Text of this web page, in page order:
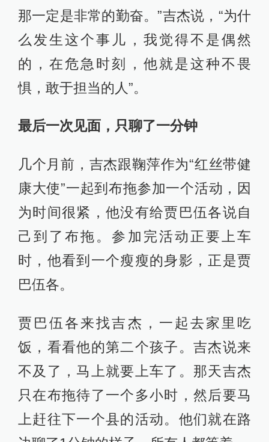
那一定是非常的勤奋。”吉杰说，“为什
么发生这个事儿，我觉得不是偶然
的，在危急时刻，他就是这种不畏
惧，敢于担当的人”。
最后一次见面，只聊了一分钟
几个月前，吉杰跟鞠萍作为“红丝带健
康大使”一起到布拖参加一个活动，因
为时间很紧，他没有给贾巴伍各说自
己到了布拖。参加完活动正要上车
时，他看到一个瘦瘦的身影，正是贾
巴伍各。
贾巴伍各来找吉杰，一起去家里吃
饭，看看他的第二个孩子。吉杰说来
不及了，马上就要上车了。那天吉杰
只在布拖待了一个多小时，然后要马
上赶往下一个县的活动。他们就在路